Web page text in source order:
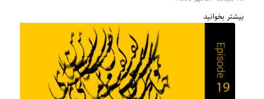
بیشتر بخوانید